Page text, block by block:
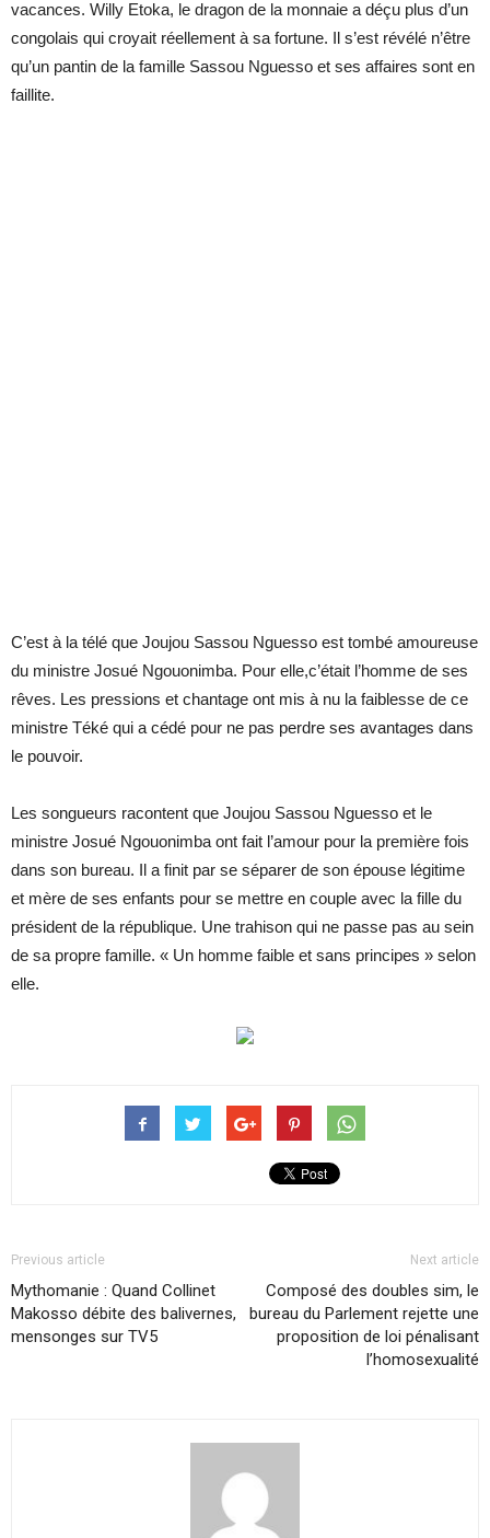
vacances. Willy Etoka, le dragon de la monnaie a déçu plus d’un
congolais qui croyait réellement à sa fortune. Il s’est révélé n’être
qu’un pantin de la famille Sassou Nguesso et ses affaires sont en
faillite.
C’est à la télé que Joujou Sassou Nguesso est tombé amoureuse
du ministre Josué Ngouonimba. Pour elle,c’était l’homme de ses
rêves. Les pressions et chantage ont mis à nu la faiblesse de ce
ministre Téké qui a cédé pour ne pas perdre ses avantages dans
le pouvoir.
Les songueurs racontent que Joujou Sassou Nguesso et le
ministre Josué Ngouonimba ont fait l’amour pour la première fois
dans son bureau. Il a finit par se séparer de son épouse légitime
et mère de ses enfants pour se mettre en couple avec la fille du
président de la république. Une trahison qui ne passe pas au sein
de sa propre famille. « Un homme faible et sans principes » selon
elle.
Previous article
Mythomanie : Quand Collinet
Makosso débite des balivernes,
mensonges sur TV5
Next article
Composé des doubles sim, le
bureau du Parlement rejette une
proposition de loi pénalisant
l’homosexualité